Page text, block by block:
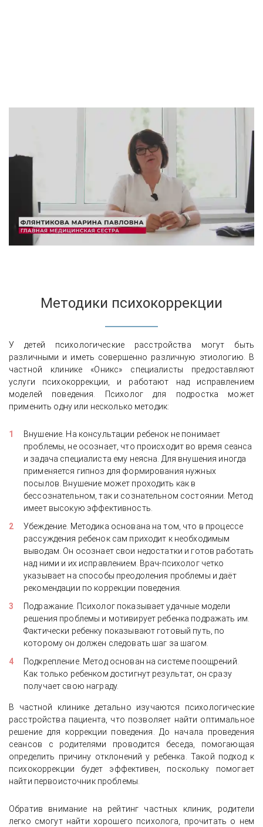
Методики психокоррекции
У детей психологические расстройства могут быть
различными и иметь совершенно различную этиологию. В
частной клинике «Оникс» специалисты предоставляют
услуги психокоррекции, и работают над исправлением
моделей поведения. Психолог для подростка может
применить одну или несколько методик:
Внушение. На консультации ребенок не понимает
проблемы, не осознает, что происходит во время сеанса
и задача специалиста ему неясна. Для внушения иногда
применяется гипноз для формирования нужных
посылов. Внушение может проходить как в
бессознательном, так и сознательном состоянии. Метод
имеет высокую эффективность.
Убеждение. Методика основана на том, что в процессе
рассуждения ребенок сам приходит к необходимым
выводам. Он осознает свои недостатки и готов работать
над ними и их исправлением. Врач-психолог четко
указывает на способы преодоления проблемы и даёт
рекомендации по коррекции поведения.
Подражание. Психолог показывает удачные модели
решения проблемы и мотивирует ребенка подражать им.
Фактически ребенку показывают готовый путь, по
которому он должен следовать шаг за шагом.
Подкрепление. Метод основан на системе поощрений.
Как только ребенком достигнут результат, он сразу
получает свою награду.
В частной клинике детально изучаются психологические
расстройства пациента, что позволяет найти оптимальное
решение для коррекции поведения. До начала проведения
сеансов с родителями проводится беседа, помогающая
определить причину отклонений у ребенка. Такой подход к
психокоррекции будет эффективен, поскольку помогает
найти первоисточник проблемы.
Обратив внимание на рейтинг частных клиник, родители
легко смогут найти хорошего психолога, прочитать о нем